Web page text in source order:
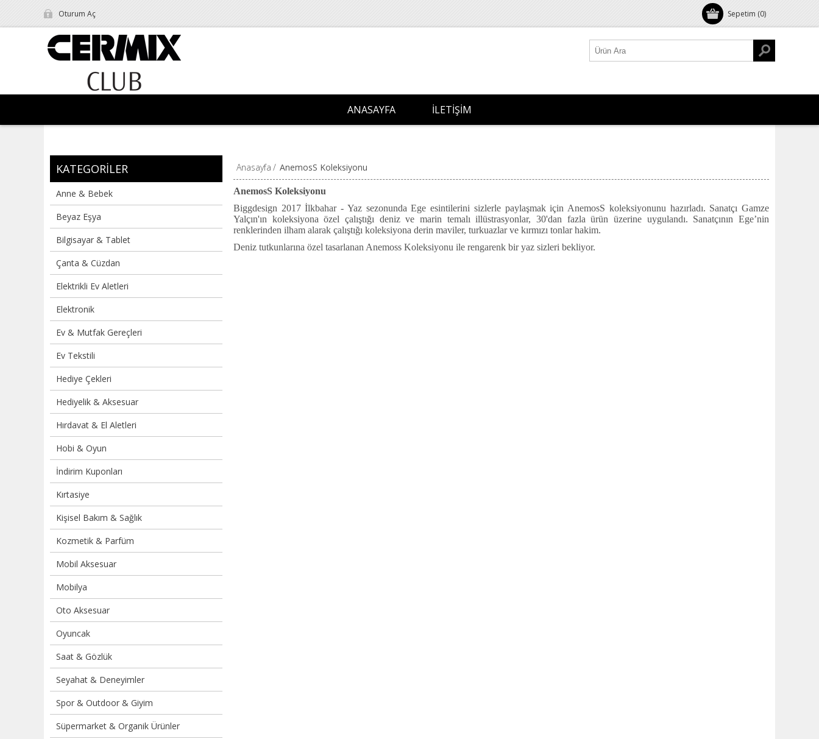
Sepetim (0)
Oturum Aç
ANASAYFA İLETIŞIM
KATEGORILER
Anne & Bebek
Beyaz Eşya
Bilgisayar & Tablet
Çanta & Cüzdan
Elektrikli Ev Aletleri
Elektronik
Ev & Mutfak Gereçleri
Ev Tekstili
Hediye Çekleri
Hediyelik & Aksesuar
Hırdavat & El Aletleri
Hobi & Oyun
İndirim Kuponları
Kırtasiye
Kişisel Bakım & Sağlık
Kozmetik & Parfüm
Mobil Aksesuar
Mobilya
Oto Aksesuar
Oyuncak
Saat & Gözlük
Seyahat & Deneyimler
Spor & Outdoor & Giyim
Süpermarket & Organik Ürünler
Anasayfa / AnemosS Koleksiyonu
AnemosS Koleksiyonu
Biggdesign 2017 İlkbahar - Yaz sezonunda Ege esintilerini sizlerle paylaşmak için AnemosS koleksiyonunu hazırladı. Sanatçı Gamze
Yalçın'ın koleksiyona özel çalıştığı deniz ve marin temalı illüstrasyonlar, 30'dan fazla ürün üzerine uygulandı. Sanatçının Ege’nin
renklerinden ilham alarak çalıştığı koleksiyona derin maviler, turkuazlar ve kırmızı tonlar hakim.
Deniz tutkunlarına özel tasarlanan Anemoss Koleksiyonu ile rengarenk bir yaz sizleri bekliyor.